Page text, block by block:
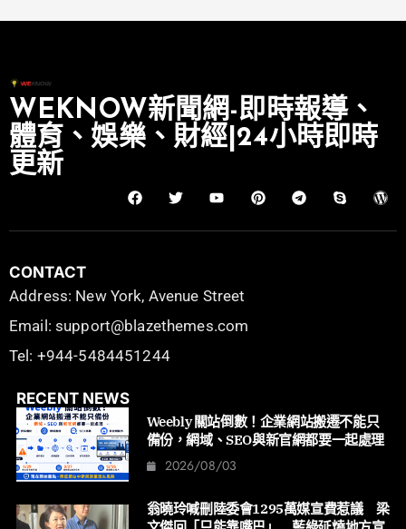
WEKNOW新聞網-即時報導、
體育、娛樂、財經|24小時即時
更新
CONTACT
Address: New York, Avenue Street
Email: support@blazethemes.com
Tel: +944-5484451244
RECENT NEWS
Weebly 關站倒數！企業網站搬遷不能只
備份，網域、SEO與新官網都要一起處理
2026/08/03
翁曉玲喊刪陸委會1295萬媒宣費惹議 梁